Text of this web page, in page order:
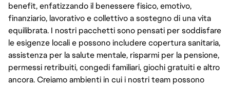
benefit, enfatizzando il benessere fisico, emotivo,
finanziario, lavorativo e collettivo a sostegno di una vita
equilibrata. I nostri pacchetti sono pensati per soddisfare
le esigenze locali e possono includere copertura sanitaria,
assistenza per la salute mentale, risparmi per la pensione,
permessi retribuiti, congedi familiari, giochi gratuiti e altro
ancora. Creiamo ambienti in cui i nostri team possono